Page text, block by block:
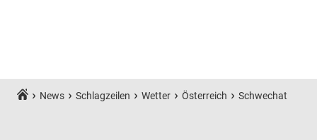
News Schlagzeilen Wetter Österreich Schwechat